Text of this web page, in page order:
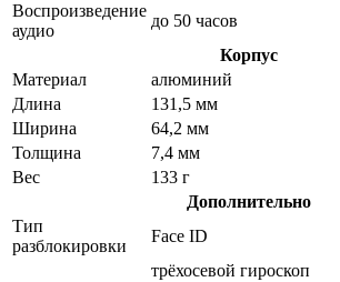
Воспроизведение
аудио
до 50 часов
Корпус
Материал
алюминий
Длина
131,5 мм
Ширина
64,2 мм
Толщина
7,4 мм
Вес
133 г
Дополнительно
Тип
разблокировки
Face ID
трёхосевой гироскоп